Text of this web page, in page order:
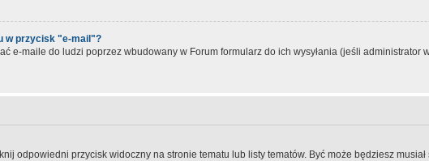
w przycisk "e-mail"?
e-maile do ludzi poprzez wbudowany w Forum formularz do ich wysyłania (jeśli
odpowiedni przycisk widoczny na stronie tematu lub listy tematów. Być może będziesz